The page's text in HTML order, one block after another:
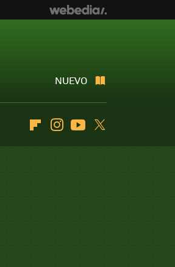
NUEVO
FlipboardInstagramYoutube